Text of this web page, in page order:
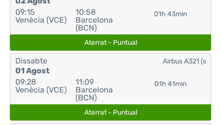
09:15
Venècia (VCE)
10:58
Barcelona
(BCN)
01h 43min
Aterrat - Puntual
Dissabte
01 Agost
09:28
Venècia (VCE)
11:09
Barcelona
(BCN)
01h 41min
Airbus A321 (s
Aterrat - Puntual